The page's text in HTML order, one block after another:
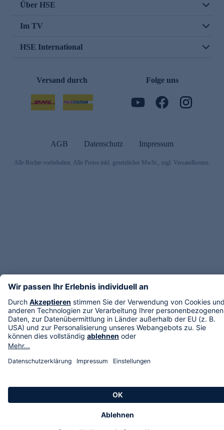
Über HSE
Im TV
HSE International
Versand durch Folge uns
AGB Datenschutz Impressum
Alle Rechte vorbehalten. Alle Preise inkl. gesetzlicher MwSt., zzgl. Versandkosten.